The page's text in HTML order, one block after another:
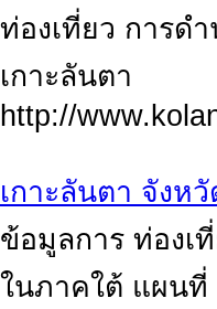
ท่องเที่ยว การด
เกาะลันตา
http://
เกาะลันตา จังห
ข้อมูลการ ท่องเ
ในภาคใต้ แผนที่